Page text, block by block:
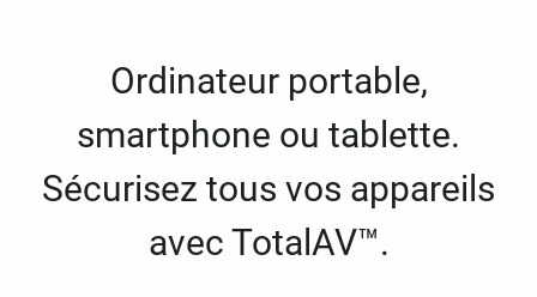
Ordinateur portable,
smartphone ou tablette.
Sécurisez tous vos appareils
avec TotalAV™.